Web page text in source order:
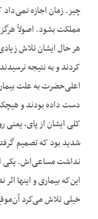
چیز. زمان اجازه
مملکت بشود. اصولاً
هر حال ایشان تلاش
کردند و به نتیجه
اعلی‌حضرت به علت
دست داده بودند و
کلی ایشان از پای،
شدید بود که تصمیم
نداشت مساعی‌اش. یکی
این‌که بیماری و اینها
خیلی تلاش می‌کرد